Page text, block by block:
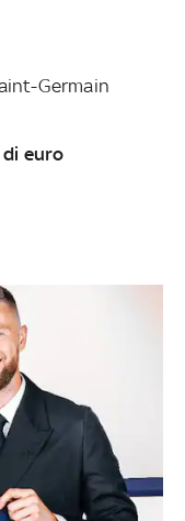
Germain
euro